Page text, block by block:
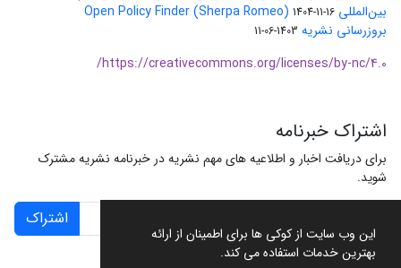
این وب سایت از کوکی ها برای اطمینان از ارائه
بهترین خدمات استفاده می کند.
بین‌المللی Open Policy Finder (Sherpa Romeo) 1404-11-16
بروزرسانی نشریه 1403-06-11
https://creativecommons.org/licenses/by-nc/4.0/
اشتراک خبرنامه
برای دریافت اخبار و اطلاعیه های مهم نشریه در خبرنامه نشریه مشترک
شوید.
اشتراک